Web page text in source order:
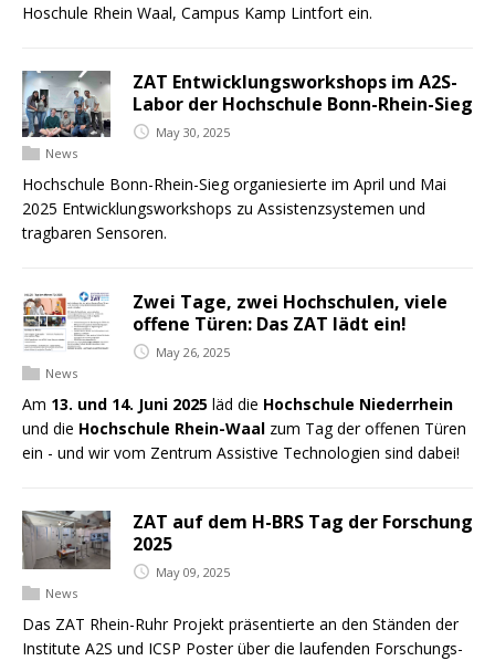
Hoschule Rhein Waal, Campus Kamp Lintfort ein.
ZAT Entwicklungsworkshops im A2S-
Labor der Hochschule Bonn-Rhein-Sieg
May 30, 2025
News
Hochschule Bonn-Rhein-Sieg organiesierte im April und Mai
2025 Entwicklungsworkshops zu Assistenzsystemen und
tragbaren Sensoren.
Zwei Tage, zwei Hochschulen, viele
offene Türen: Das ZAT lädt ein!
May 26, 2025
News
Am 13. und 14. Juni 2025 läd die Hochschule Niederrhein
und die Hochschule Rhein-Waal zum Tag der offenen Türen
ein - und wir vom Zentrum Assistive Technologien sind dabei!
ZAT auf dem H-BRS Tag der Forschung
2025
May 09, 2025
News
Das ZAT Rhein-Ruhr Projekt präsentierte an den Ständen der
Institute A2S und ICSP Poster über die laufenden Forschungs-